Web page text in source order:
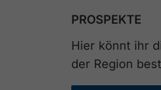
PROSPEKTE
Hier könnt ihr
der Region